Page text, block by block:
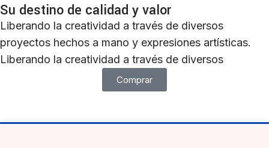
Su destino de calidad y valor
Liberando la creatividad a través de diversos
proyectos hechos a mano y expresiones artísticas.
Liberando la creatividad a través de diversos
Comprar